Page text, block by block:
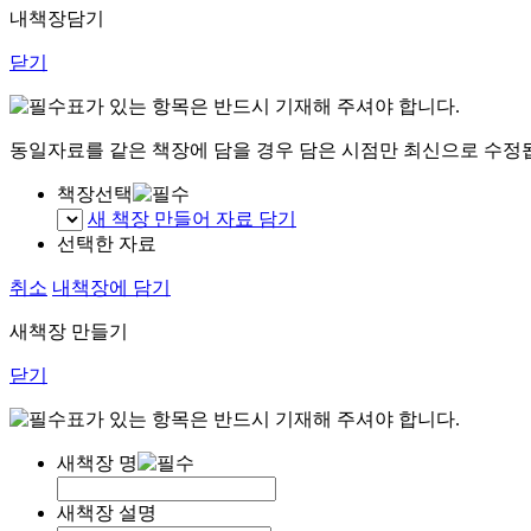
내책장담기
닫기
표가 있는 항목은 반드시 기재해 주셔야 합니다.
동일자료를 같은 책장에 담을 경우 담은 시점만 최신으로 수정
책장선택
새 책장 만들어 자료 담기
선택한 자료
취소 내책장에 담기
새책장 만들기
닫기
표가 있는 항목은 반드시 기재해 주셔야 합니다.
새책장 명
새책장 설명